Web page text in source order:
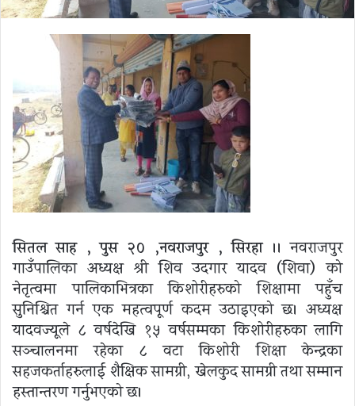
सितल साह , पुस २० ,नवराजपुर , सिरहा।। नवराजपुर
गाउँपालिका अध्यक्ष श्री शिव उदगार यादव (शिवा) को
नेतृत्वमा पालिकाभित्रका किशोरीहरुको शिक्षामा पहुँच
सुनिश्चित गर्न एक महत्वपूर्ण कदम उठाइएको छ। अध्यक्ष
यादवज्यूले ८ वर्षदेखि १५ वर्षसम्मका किशोरीहरुका लागि
सञ्चालनमा रहेका ८ वटा किशोरी शिक्षा केन्द्रका
सहजकर्ताहरुलाई शैक्षिक सामग्री, खेलकुद सामग्री तथा सम्मान
हस्तान्तरण गर्नुभएको छ।